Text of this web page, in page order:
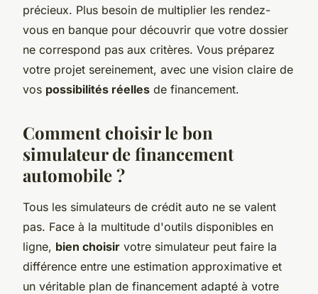
précieux. Plus besoin de multiplier les rendez-
vous en banque pour découvrir que votre dossier
ne correspond pas aux critères. Vous préparez
votre projet sereinement, avec une vision claire de
vos possibilités réelles de financement.
Comment choisir le bon
simulateur de financement
automobile ?
Tous les simulateurs de crédit auto ne se valent
pas. Face à la multitude d'outils disponibles en
ligne, bien choisir votre simulateur peut faire la
différence entre une estimation approximative et
un véritable plan de financement adapté à votre